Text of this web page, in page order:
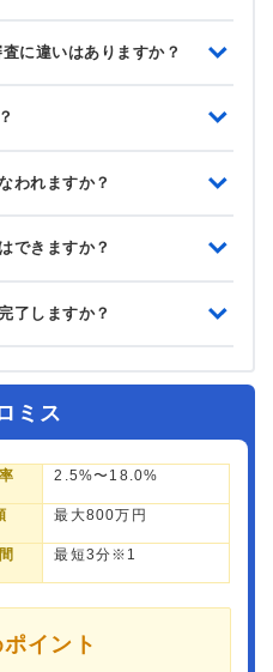
に違いはありますか？
われますか？
できますか？
了しますか？
ミス
2.5%〜18.0%
最大800万円
最短3分※1
イント